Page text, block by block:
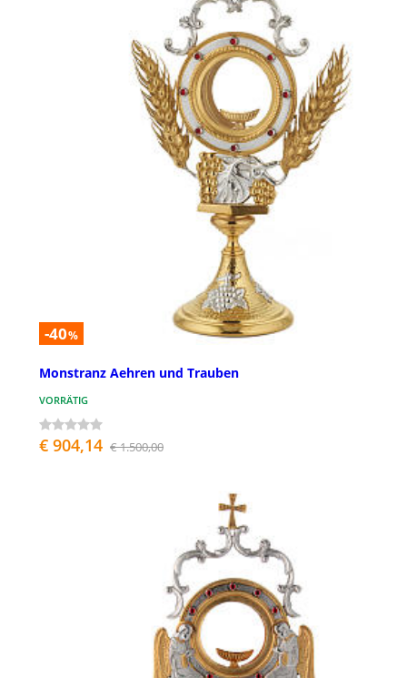
-40%
Monstranz Aehren und Trauben
VORRÄTIG
€ 904,14 € 1.500,00